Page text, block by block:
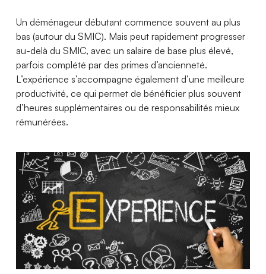
Un déménageur débutant commence souvent au plus
bas (autour du SMIC). Mais peut rapidement progresser
au-delà du SMIC, avec un salaire de base plus élevé,
parfois complété par des primes d’ancienneté.
L’expérience s’accompagne également d’une meilleure
productivité, ce qui permet de bénéficier plus souvent
d’heures supplémentaires ou de responsabilités mieux
rémunérées.